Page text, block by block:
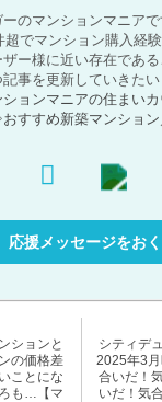
のマンションマニア
超でマンション購入経
ー様に近い存在であ
事を更新していきたい
ションマニアの住まい
おすすめ新築マンション
応援メッセージをお
ションと
の価格差
ことにな
も…【マ
シティデ
2025年3
合いだ！
いだ！気